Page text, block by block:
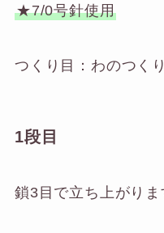
★7/0号針使用
つくり目：わのつく
1段目
鎖3目で立ち上がりま